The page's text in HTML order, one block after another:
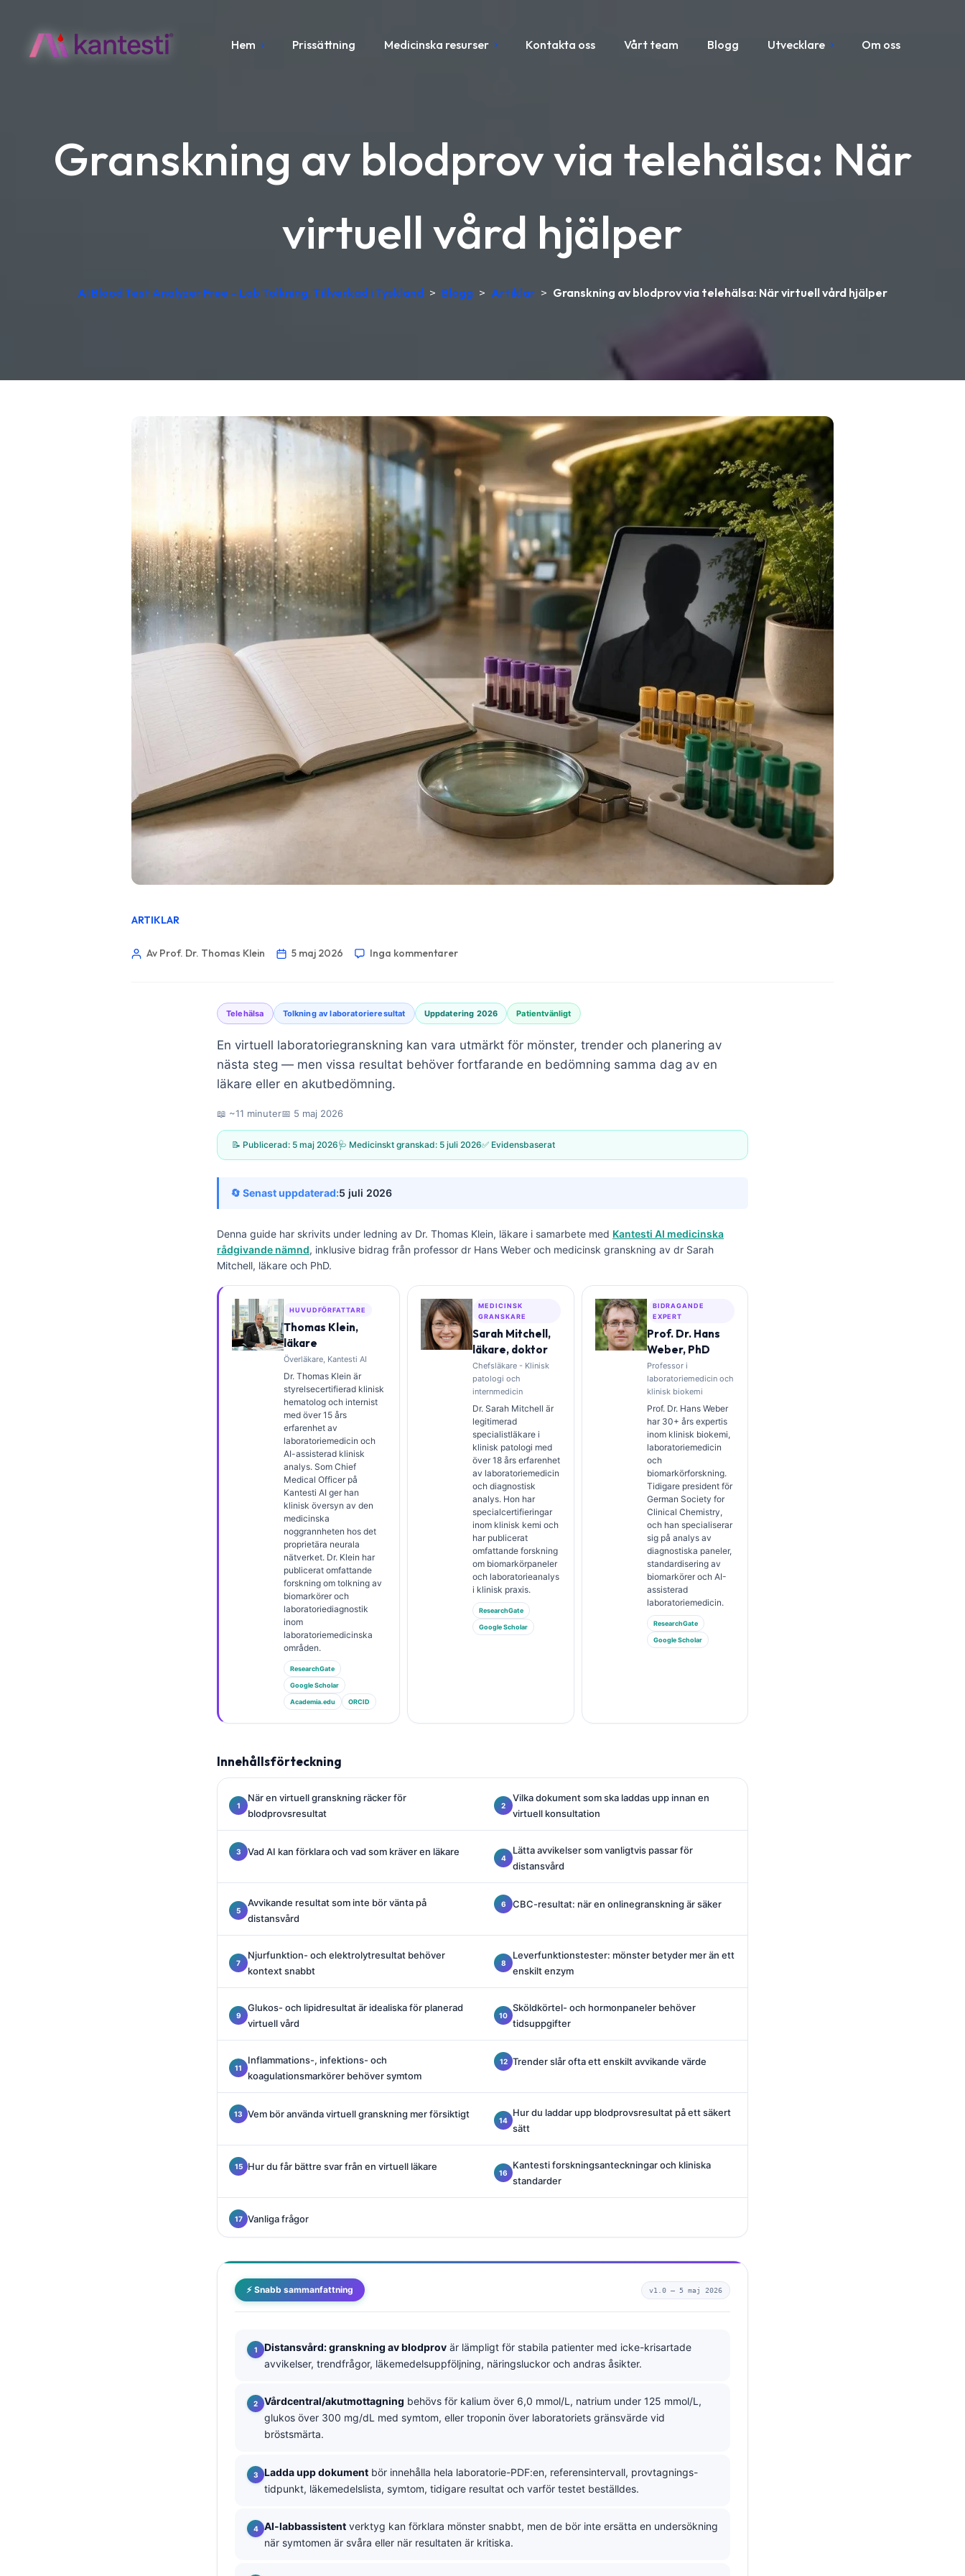
Hem Prissättning Medicinska resurser Kontakta oss Vårt team Blogg Utvecklare Om oss
Granskning av blodprov via telehälsa: När
virtuell vård hjälper
AI Blood Test Analyzer Free – Lab Tolkning, Tillverkad i Tyskland > Blogg > Artiklar > Granskning av blodprov via telehälsa: När virtuell vård hjälper
ARTIKLAR
Av Prof. Dr. Thomas Klein 5 maj 2026 Inga kommentarer
Telehälsa Tolkning av laboratorieresultat Uppdatering 2026 Patientvänligt
En virtuell laboratoriegranskning kan vara utmärkt för mönster, trender och planering av
nästa steg — men vissa resultat behöver fortfarande en bedömning samma dag av en
läkare eller en akutbedömning.
📖 ~11 minuter📅 5 maj 2026
📝 Publicerad: 5 maj 2026🩺 Medicinskt granskad: 5 juli 2026✅ Evidensbaserat
🔄 Senast uppdaterad:5 juli 2026
Denna guide har skrivits under ledning av Dr. Thomas Klein, läkare i samarbete med Kantesti AI medicinska
rådgivande nämnd, inklusive bidrag från professor dr Hans Weber och medicinsk granskning av dr Sarah
Mitchell, läkare och PhD.
HUVUDFÖRFATTARE
Thomas Klein,
läkare
Överläkare, Kantesti AI
Dr. Thomas Klein är
styrelsecertifierad klinisk
hematolog och internist
med över 15 års
erfarenhet av
laboratoriemedicin och
AI-assisterad klinisk
analys. Som Chief
Medical Officer på
Kantesti AI ger han
klinisk översyn av den
medicinska
noggrannheten hos det
proprietära neurala
nätverket. Dr. Klein har
publicerat omfattande
forskning om tolkning av
biomarkörer och
laboratoriediagnostik
inom
laboratoriemedicinska
områden.
ResearchGate
Google Scholar
Academia.edu ORCID
MEDICINSK
GRANSKARE
Sarah Mitchell,
läkare, doktor
Chefsläkare - Klinisk
patologi och
internmedicin
Dr. Sarah Mitchell är
legitimerad
specialistläkare i
klinisk patologi med
över 18 års erfarenhet
av laboratoriemedicin
och diagnostisk
analys. Hon har
specialcertifieringar
inom klinisk kemi och
har publicerat
omfattande forskning
om biomarkörpaneler
och laboratorieanalys
i klinisk praxis.
ResearchGate
Google Scholar
BIDRAGANDE
EXPERT
Prof. Dr. Hans
Weber, PhD
Professor i
laboratoriemedicin och
klinisk biokemi
Prof. Dr. Hans Weber
har 30+ års expertis
inom klinisk biokemi,
laboratoriemedicin
och
biomarkörforskning.
Tidigare president för
German Society for
Clinical Chemistry,
och han specialiserar
sig på analys av
diagnostiska paneler,
standardisering av
biomarkörer och AI-
assisterad
laboratoriemedicin.
ResearchGate
Google Scholar
Innehållsförteckning
När en virtuell granskning räcker för
blodprovsresultat
Vilka dokument som ska laddas upp innan en
virtuell konsultation
Vad AI kan förklara och vad som kräver en läkare
Lätta avvikelser som vanligtvis passar för
distansvård
Avvikande resultat som inte bör vänta på
distansvård
CBC-resultat: när en onlinegranskning är säker
Njurfunktion- och elektrolytresultat behöver
kontext snabbt
Leverfunktionstester: mönster betyder mer än ett
enskilt enzym
Glukos- och lipidresultat är idealiska för planerad
virtuell vård
Sköldkörtel- och hormonpaneler behöver
tidsuppgifter
Inflammations-, infektions- och
koagulationsmarkörer behöver symtom
Trender slår ofta ett enskilt avvikande värde
Vem bör använda virtuell granskning mer försiktigt
Hur du laddar upp blodprovsresultat på ett säkert
sätt
Hur du får bättre svar från en virtuell läkare
Kantesti forskningsanteckningar och kliniska
standarder
Vanliga frågor
⚡ Snabb sammanfattning v1.0 — 5 maj 2026
Distansvård: granskning av blodprov är lämpligt för stabila patienter med icke-krisartade
avvikelser, trendfrågor, läkemedelsuppföljning, näringsluckor och andras åsikter.
Vårdcentral/akutmottagning behövs för kalium över 6,0 mmol/L, natrium under 125 mmol/L,
glukos över 300 mg/dL med symtom, eller troponin över laboratoriets gränsvärde vid
bröstsmärta.
Ladda upp dokument bör innehålla hela laboratorie-PDF:en, referensintervall, provtagnings-
tidpunkt, läkemedelslista, symtom, tidigare resultat och varför testet beställdes.
AI-labbassistent verktyg kan förklara mönster snabbt, men de bör inte ersätta en undersökning
när symtomen är svåra eller när resultaten är kritiska.